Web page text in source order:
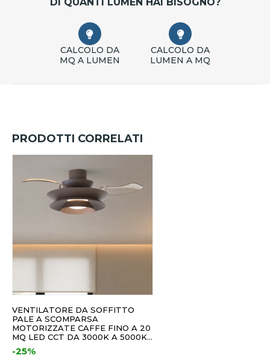
CALCOLO DA
MQ A LUMEN
CALCOLO DA
LUMEN A MQ
PRODOTTI CORRELATI
VENTILATORE DA SOFFITTO
PALE A SCOMPARSA
MOTORIZZATE CAFFE FINO A 20
MQ LED CCT DA 3000K A 5000K
CON TELECOMANDO
-25%